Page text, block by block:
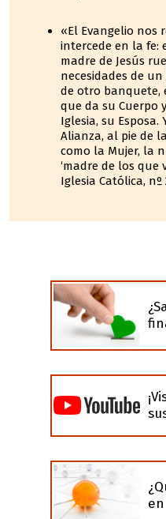
«El Evangelio nos
intercede en la fe:
madre de Jesús
necesidades de
de otro banquete,
que da su Cuerpo
Iglesia, su
Alianza, al pie de
como la Mujer, la
‘madre de los que
Iglesia Católica, nº